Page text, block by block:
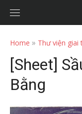
Home » Thư viện giai
[Sheet]
Bằng